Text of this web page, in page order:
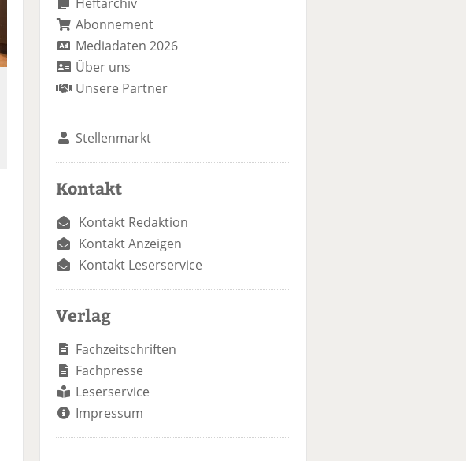
Abonnement
Mediadaten 2026
Über uns
Unsere Partner
Stellenmarkt
Kontakt
Kontakt Redaktion
Kontakt Anzeigen
Kontakt Leserservice
Verlag
Fachzeitschriften
Fachpresse
Leserservice
Impressum